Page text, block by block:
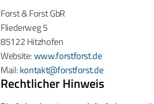
Forst & Forst GbR
Fliederweg 5
85122 Hitzhofen
Website: www.forstforst.de
Mail: kontakt@forstforst.de
Rechtlicher Hinweis